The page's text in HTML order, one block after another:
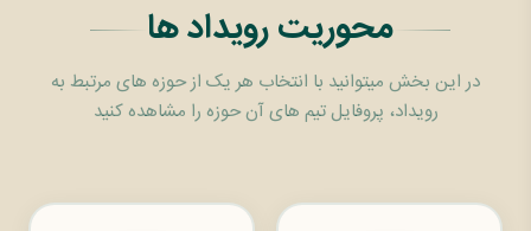
محوریت رویداد ها
در این بخش میتوانید با انتخاب هر یک از حوزه های مرتبط به
رویداد، پروفایل تیم های آن حوزه را مشاهده کنید